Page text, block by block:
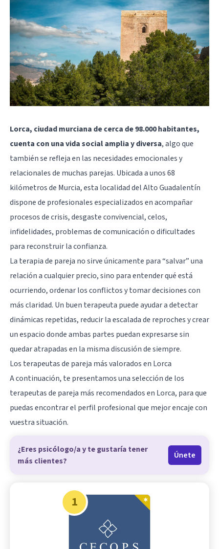
Lorca, ciudad murciana de cerca de 98.000 habitantes,
cuenta con una vida social amplia y diversa, algo que
también se refleja en las necesidades emocionales y
relacionales de muchas parejas. Ubicada a unos 68
kilómetros de Murcia, esta localidad del Alto Guadalentín
dispone de profesionales especializados en acompañar
procesos de crisis, desgaste convivencial, celos,
infidelidades, problemas de comunicación o dificultades
para reconstruir la confianza.
La terapia de pareja no sirve únicamente para “salvar” una
relación a cualquier precio, sino para entender qué está
ocurriendo, ordenar los conflictos y tomar decisiones con
más claridad. Un buen terapeuta puede ayudar a detectar
dinámicas repetidas, reducir la escalada de reproches y crear
un espacio donde ambas partes puedan expresarse sin
quedar atrapadas en la misma discusión de siempre.
Los terapeutas de pareja más valorados en Lorca
A continuación, te presentamos una selección de los
terapeutas de pareja más recomendados en Lorca, para que
puedas encontrar el perfil profesional que mejor encaje con
vuestra situación.
¿Eres psicólogo/a y te gustaría tener
más clientes?
Únete
1